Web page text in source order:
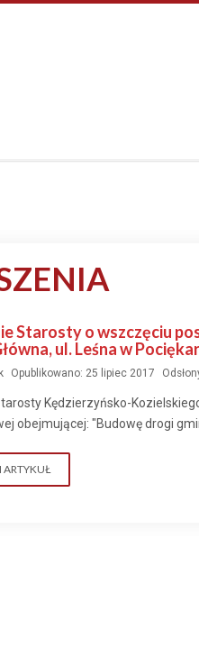
Starosty o wszczęciu
ul. Leśna w
Opublikowano: 25 lipiec 2017
Kędzierzyńsko-
obejmującej: "Budowę drogi
ARTYKUŁ